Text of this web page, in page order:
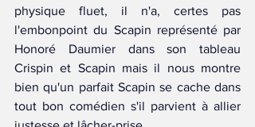
physique fluet, il n'a, certes pas
l'embonpoint du Scapin représenté par
Honoré Daumier dans son tableau
Crispin et Scapin mais il nous montre
bien qu'un parfait Scapin se cache dans
tout bon comédien s'il parvient à allier